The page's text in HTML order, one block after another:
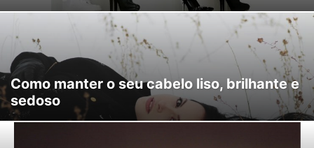
Como manter o seu cabelo liso, brilhante e
sedoso